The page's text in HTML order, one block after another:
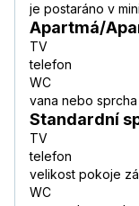
je postaráno v
Apartmá/
TV
telefon
WC
vana nebo sprcha
Standardní
TV
telefon
velikost pokoje
WC